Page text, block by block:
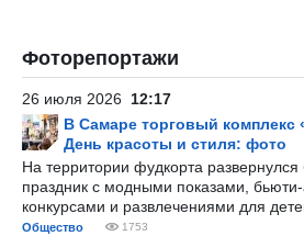
Фоторепортажи
26 июля 2026 12:17
В Самаре торговый комплекс
День красоты и стиля: фото
На территории фудкорта
праздник с модными показами, бьюти-
конкурсами и развлечениями для
Общество 1753